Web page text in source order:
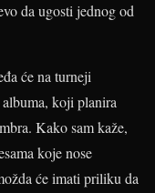
da ugosti jednog od
će na turneji
koji planira
Kako sam kaže,
koje nose
će imati priliku da